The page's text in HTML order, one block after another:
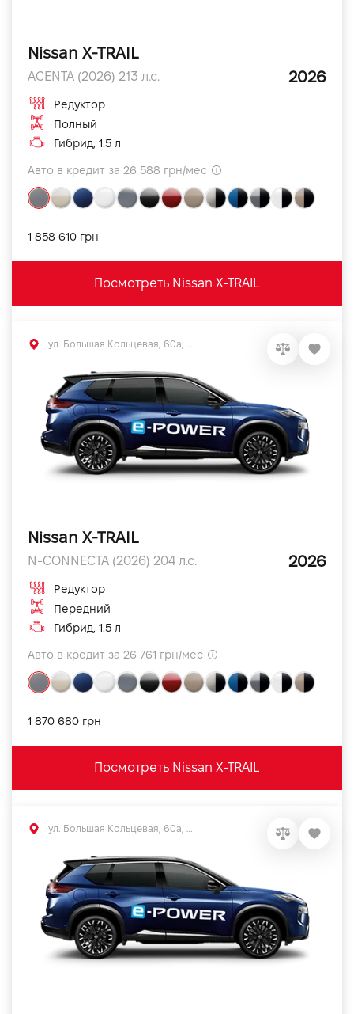
Nissan X-TRAIL
ACENTA (2026) 213 л.с. 2026
Редуктор
Полный
Гибрид, 1.5 л
Авто в кредит за 26 588 грн/мес
1 858 610 грн
Посмотреть Nissan X-TRAIL
Nissan X-TRAIL
N-CONNECTA (2026) 204 л.с. 2026
Редуктор
Передний
Гибрид, 1.5 л
Авто в кредит за 26 761 грн/мес
1 870 680 грн
Посмотреть Nissan X-TRAIL